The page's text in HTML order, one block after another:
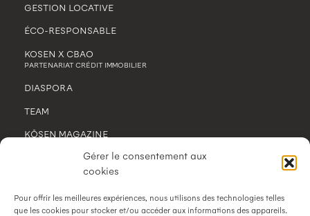
Gérer le consentement aux
cookies
Pour offrir les meilleures expériences, nous utilisons des technologies telles
que les cookies pour stocker et/ou accéder aux informations des appareils.
GESTION LOCATIVE
ÉCO-RESPONSABLE
KOSEN X CBAO
PARTENARIAT CRÉDIT IMMOBILIER
DIASPORA
TEAM
KŌSEN MAGAZINE
POLITIQUE DE CONFIDENTIALITÉ